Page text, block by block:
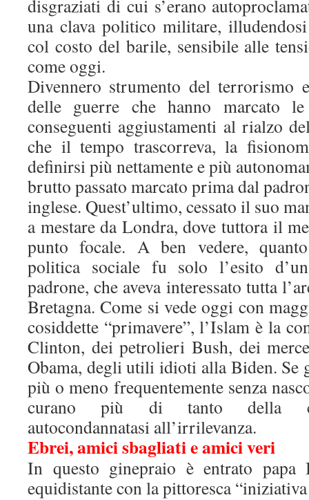
disgraziati di cui s’erano
una clava politico militare,
col costo del barile, sensibile alle
come oggi.
Divennero strumento del terrorismo
delle guerre che hanno marcato
conseguenti aggiustamenti al rialzo
che il tempo trascorreva, la
definirsi più nettamente e più
brutto passato marcato prima dal
inglese. Quest’ultimo, cessato il suo
a mestare da Londra, dove tuttora il
punto focale. A ben vedere,
politica sociale fu solo l’esito
padrone, che aveva interessato tutta
Bretagna. Come si vede oggi con
cosiddette “primavere”, l’Islam è la
Clinton, dei petrolieri Bush, dei
Obama, degli utili idioti alla Biden. Se
più o meno frequentemente senza
curano più di tanto della
autocondannatasi all’irrilevanza.
Ebrei, amici sbagliati e amici veri
In questo ginepraio è entrato papa
equidistante con la pittoresca